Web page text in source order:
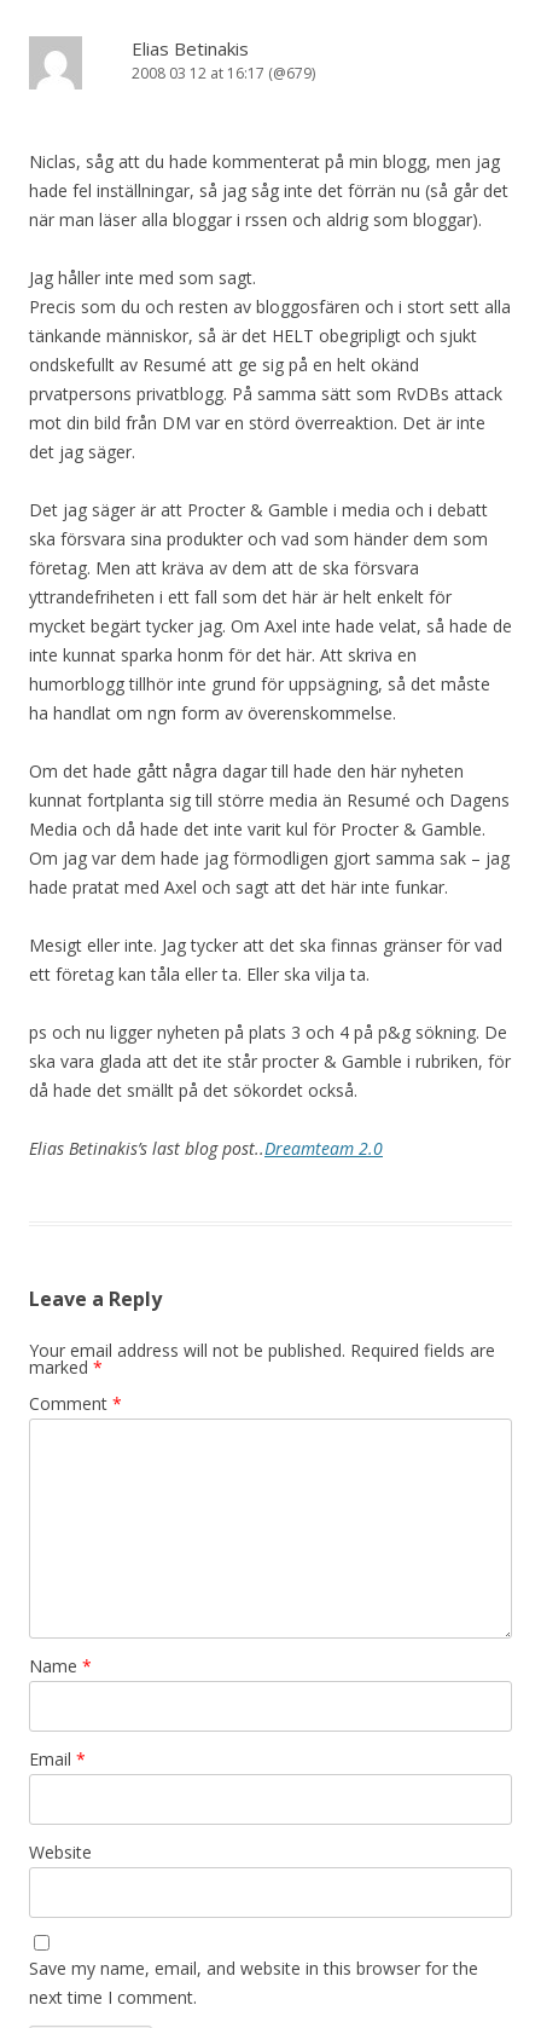
Elias Betinakis
2008 03 12 at 16:17 (@679)
Niclas, såg att du hade kommenterat på min blogg, men jag
hade fel inställningar, så jag såg inte det förrän nu (så går det
när man läser alla bloggar i rssen och aldrig som bloggar).
Jag håller inte med som sagt.
Precis som du och resten av bloggosfären och i stort sett alla
tänkande människor, så är det HELT obegripligt och sjukt
ondskefullt av Resumé att ge sig på en helt okänd
prvatpersons privatblogg. På samma sätt som RvDBs attack
mot din bild från DM var en störd överreaktion. Det är inte
det jag säger.
Det jag säger är att Procter & Gamble i media och i debatt
ska försvara sina produkter och vad som händer dem som
företag. Men att kräva av dem att de ska försvara
yttrandefriheten i ett fall som det här är helt enkelt för
mycket begärt tycker jag. Om Axel inte hade velat, så hade de
inte kunnat sparka honm för det här. Att skriva en
humorblogg tillhör inte grund för uppsägning, så det måste
ha handlat om ngn form av överenskommelse.
Om det hade gått några dagar till hade den här nyheten
kunnat fortplanta sig till större media än Resumé och Dagens
Media och då hade det inte varit kul för Procter & Gamble.
Om jag var dem hade jag förmodligen gjort samma sak – jag
hade pratat med Axel och sagt att det här inte funkar.
Mesigt eller inte. Jag tycker att det ska finnas gränser för vad
ett företag kan tåla eller ta. Eller ska vilja ta.
ps och nu ligger nyheten på plats 3 och 4 på p&g sökning. De
ska vara glada att det ite står procter & Gamble i rubriken, för
då hade det smällt på det sökordet också.
Elias Betinakis’s last blog post..Dreamteam 2.0
Leave a Reply
Your email address will not be published. Required fields are
marked *
Comment *
Name *
Email *
Website
Save my name, email, and website in this browser for the
next time I comment.